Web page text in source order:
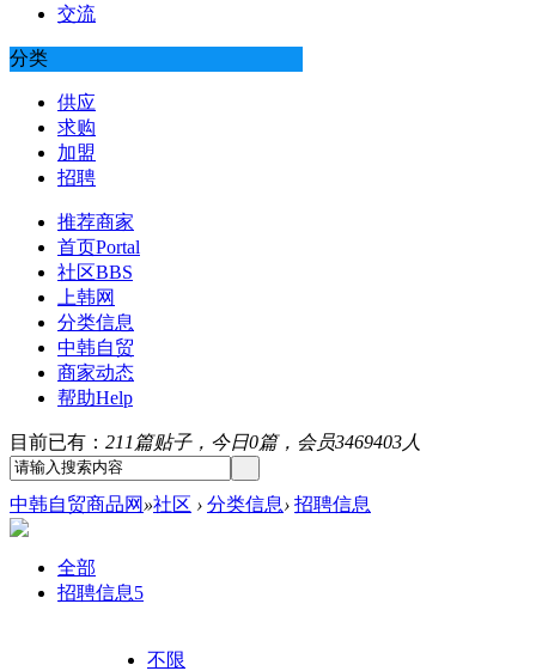
交流
分类
供应
求购
加盟
招聘
推荐商家
首页Portal
社区BBS
上韩网
分类信息
中韩自贸
商家动态
帮助Help
目前已有： 211篇贴子，今日0篇，会员3469403人
中韩自贸商品网 »社区 › 分类信息› 招聘信息
全部
招聘信息5
不限